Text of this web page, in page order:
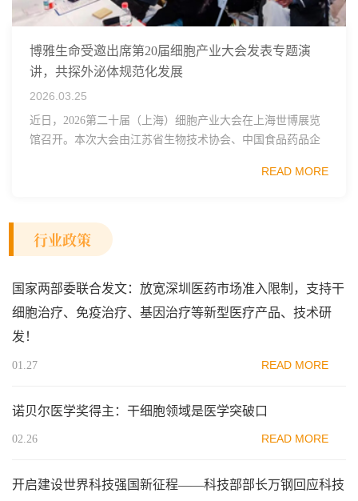
博雅生命受邀出席第20届细胞产业大会发表专题演
讲，共探外泌体规范化发展
2026.03.25
近日，2026第二十届（上海）细胞产业大会在上海世博展览
馆召开。本次大会由江苏省生物技术协会、中国食品药品企
范区生物医药行业协会、瑞士日内瓦长寿科学...
READ MORE
行业政策
国家两部委联合发文：放宽深圳医药市场准入限制，支持干
细胞治疗、免疫治疗、基因治疗等新型医疗产品、技术研
发！
01.27 READ MORE
诺贝尔医学奖得主：干细胞领域是医学突破口
02.26 READ MORE
开启建设世界科技强国新征程——科技部部长万钢回应科技